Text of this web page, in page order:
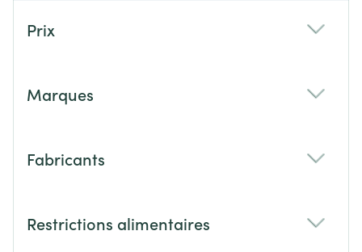
Prix
Marques
Fabricants
Restrictions alimentaires